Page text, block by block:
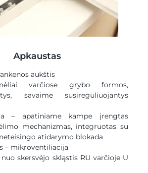
Apkaustas
aukštis
varčiose grybo formos,
savaime susireguliuojantys
– apatiniame kampe įrengtas
mechanizmas, integruotas su
atidarymo blokada
– mikroventiliacija
skersvėjo skląstis RU varčioje U